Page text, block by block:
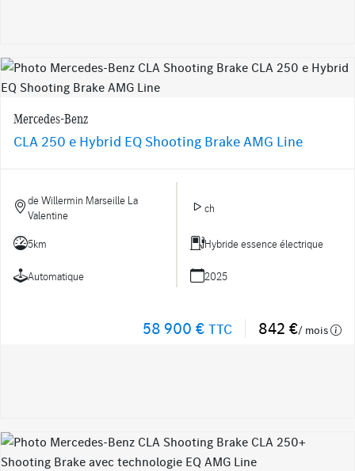
Mercedes-Benz
CLA 250 e Hybrid EQ Shooting Brake AMG Line
de Willermin Marseille La
Valentine
ch
5km Hybride essence électrique
Automatique 2025
58 900 € TTC 842 €/ mois